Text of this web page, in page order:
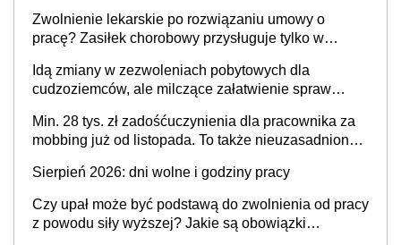
Zwolnienie lekarskie po rozwiązaniu umowy o
pracę? Zasiłek chorobowy przysługuje tylko w
stosunku pracy
Idą zmiany w zezwoleniach pobytowych dla
cudzoziemców, ale milczące załatwienie spraw
Min. 28 tys. zł zadośćuczynienia dla pracownika za
mobbing już od listopada. To także nieuzasadniona
Sierpień 2026: dni wolne i godziny pracy
Czy upał może być podstawą do zwolnienia od pracy
z powodu siły wyższej? Jakie są obowiązki